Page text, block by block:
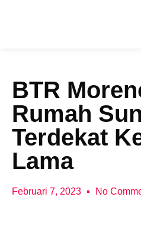
BTR
Rumah
Terdekat
Lama
Februari 7, 2023 No